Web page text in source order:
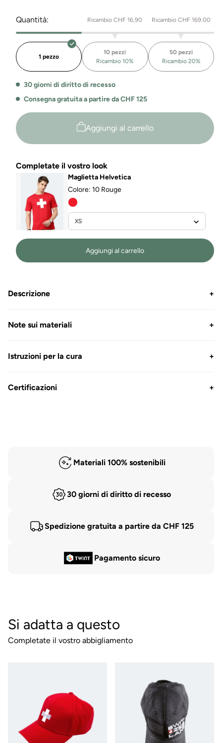
quantità
per
Swiss
Since
1291
Cap
650
quantità
Swiss
Since
1291
Cap
650
Quantità: Ricambio CHF 16,90 Ricambio CHF 169.00
1 pezzo
10 pezzi
Ricambio 10%
50 pezzi
Ricambio 20%
30 giorni di diritto di recesso
Consegna gratuita a partire da CHF 125
Aggiungi al carrello
Completate il vostro look
Maglietta Helvetica
Colore: 10 Rouge
Aggiungi al carrello
Descrizione +
Note sui materiali +
Istruzioni per la cura +
Certificazioni +
Materiali 100% sostenibili
30 giorni di diritto di recesso
Spedizione gratuita a partire da CHF 125
Pagamento sicuro
Si adatta a questo
Completate il vostro abbigliamento